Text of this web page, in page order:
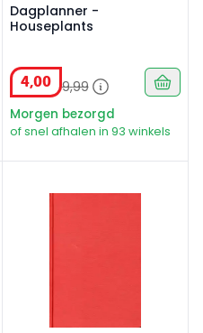
Dagplanner -
Houseplants
4,00 9,99
Morgen bezorgd
of snel afhalen in 93 winkels